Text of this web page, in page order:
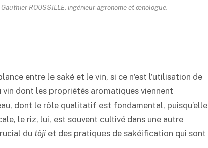
Gauthier ROUSSILLE, ingénieur agronome et œnologue.
entre le saké et le vin, si ce n’est l’utilisation de
dont les propriétés aromatiques viennent
dont le rôle qualitatif est fondamental, puisqu’elle
le riz, lui, est souvent cultivé dans une autre
du tôji et des pratiques de sakéification qui sont